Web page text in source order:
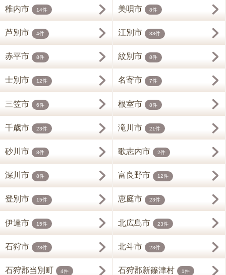
稚内市 14件 美唄市 8件
芦別市 4件 江別市 38件
赤平市 8件 紋別市 8件
士別市 12件 名寄市 7件
三笠市 6件 根室市 8件
千歳市 23件 滝川市 21件
砂川市 8件 歌志内市 2件
深川市 8件 富良野市 12件
登別市 15件 恵庭市 23件
伊達市 15件 北広島市 23件
石狩市 28件 北斗市 23件
石狩郡当別町 4件 石狩郡新篠津村 1件